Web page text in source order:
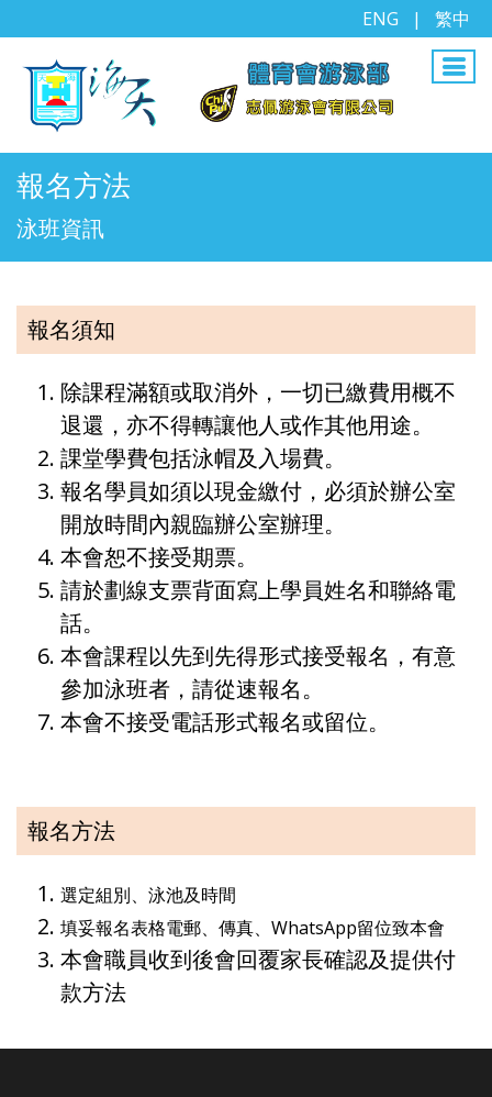
ENG | 繁中
報名方法
泳班資訊
報名須知
除課程滿額或取消外，一切已繳費用概不
退還，亦不得轉讓他人或作其他用途。
課堂學費包括泳帽及入場費。
報名學員如須以現金繳付，必須於辦公室
開放時間內親臨辦公室辦理。
本會恕不接受期票。
請於劃線支票背面寫上學員姓名和聯絡電
話。
本會課程以先到先得形式接受報名，有意
參加泳班者，請從速報名。
本會不接受電話形式報名或留位。
報名方法
選定組別、泳池及時間
填妥報名表格電郵、傳真、WhatsApp留位致本會
本會職員收到後會回覆家長確認及提供付
款方法